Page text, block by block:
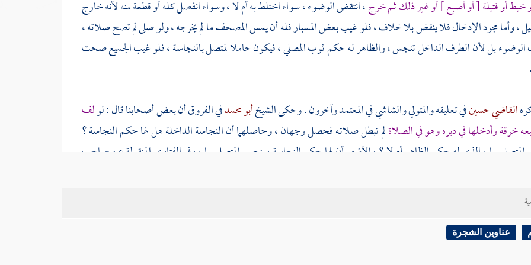
خيط أو فتيلة [ أو أصبع ] أو غير ذلك ثم خرج، انتقض الوضوء ، سواء اختلط به أم لا ، وسواء انفصل كله أو قطعة منه لأنه خارج
، وأما مجرد الإدخال فلا ينقض بلا خلاف ، فلو غيب بعض المسبار فله أن يمس المصحف ما لم يخرجه ، ولو صلى لم تصح صلاته ،
الوضوء بل لأن الطرف الداخل تنجس ، والظاهر له حكم ثوب المصلي ، فيكون حاملا لمتصل بالنجاسة ، فلو غيب الجميع صحت
القاضي حسينفي تعليقهوالمتوليوالشاشيفي المعتمد وآخرون . وحكى الشيخأبو محمدفي الفروق أن بعض أصحابنا قال : لولف
خرقة وأدخلها في دبره وهو في الصلاةلم تبطل صلاته فحصل وجهان ، وحاصلهما أن النجاسة الداخلة هل لها حكم النجاسة ؟
بها ، الذي له حكم الظاهر أم لا ؟ والأشهر أن لها حكم النجاسة وينجس المتصل بها ، وفي الفتاوى المنقولة عن صاحب
لا حكم لها . وذكر القاضيحسينهناوالمتوليفي كتاب الصيام وغيرهما فرعا له تعلق بهذا وهو أنه لو ابتلع خيطا في ليلة من رمضان
وبعض الخيط
وأيهما أولى بالمحافظة عليه ؟ فيه وجهان ، أرجحهما عند
عناوين الشجرة